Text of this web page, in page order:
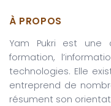
À PROPOS
Yam Pukri est une
formation,
technologies. Elle
entreprend de
résument son